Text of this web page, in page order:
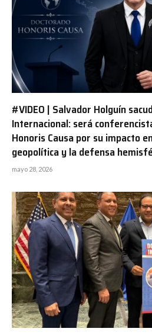
#VIDEO | Salvador Holguín
Internacional: será
Honoris Causa por su impacto
geopolítica y la defensa
mayo 28, 2026